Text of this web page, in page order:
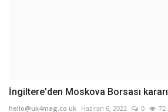
İngiltere'den Moskova Borsası kararı
hello@uk4mag.co.uk Haziran 6, 2022 0 72